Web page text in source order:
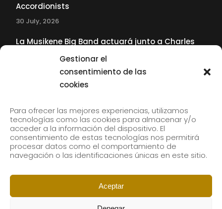
Gestionar el
consentimiento de las
cookies
Para ofrecer las mejores experiencias, utilizamos
tecnologías como las cookies para almacenar y/o
acceder a la información del dispositivo. El
consentimiento de estas tecnologías nos permitirá
procesar datos como el comportamiento de
navegación o las identificaciones únicas en este sitio.
Aceptar
Accordionists
30 July, 2026
La Musikene Big Band actuará junto a Charles
Tolliver en el 61 Jazzaldia
Subscribe to our newsletter to receive our news by
email.